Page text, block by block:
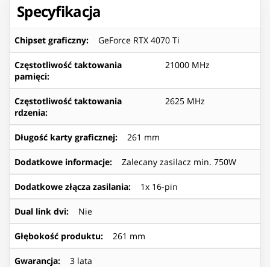
Specyfikacja
Chipset graficzny: GeForce RTX 4070 Ti
Częstotliwość taktowania
pamięci:
21000 MHz
Częstotliwość taktowania
rdzenia:
2625 MHz
Długość karty graficznej: 261 mm
Dodatkowe informacje: Zalecany zasilacz min. 750W
Dodatkowe złącza zasilania: 1x 16-pin
Dual link dvi: Nie
Głębokość produktu: 261 mm
Gwarancja: 3 lata